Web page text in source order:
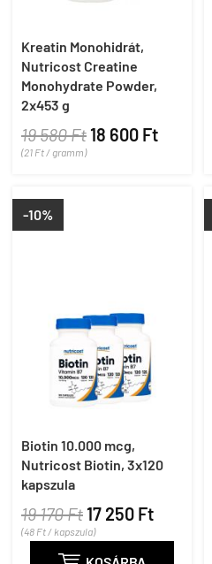
Kreatin Monohidrát,
Nutricost Creatine
Monohydrate Powder,
2x453 g
19 580 Ft 18 600 Ft
(21 Ft / gramm)
-10%
Biotin 10.000 mcg,
Nutricost Biotin, 3x120
kapszula
19 170 Ft 17 250 Ft
(48 Ft / kapszula)